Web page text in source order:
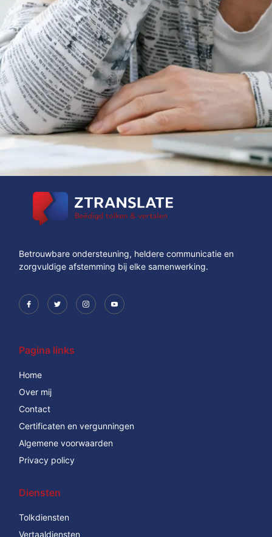
Betrouwbare ondersteuning, heldere communicatie en
zorgvuldige afstemming bij elke samenwerking.
Pagina links
Home
Over mij
Contact
Certificaten en vergunningen
Algemene voorwaarden
Privacy policy
Diensten
Tolkdiensten
Vertaaldiensten